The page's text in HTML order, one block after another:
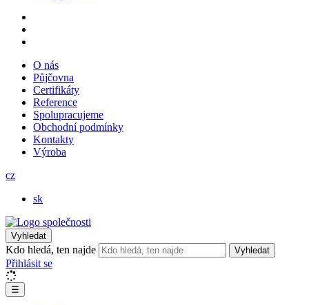
O nás
Půjčovna
Certifikáty
Reference
Spolupracujeme
Obchodní podmínky
Kontakty
Výroba
cz
sk
Vyhledat
Kdo hledá, ten najde Vyhledat
Přihlásit se
☰